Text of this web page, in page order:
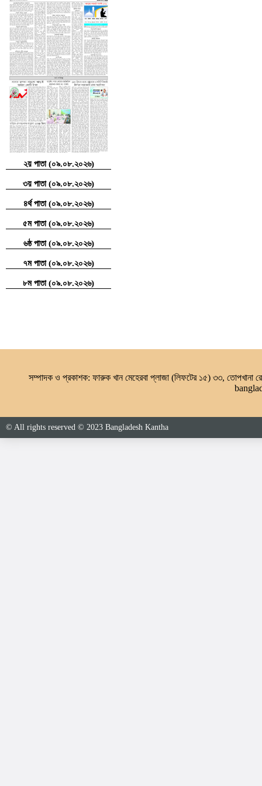
২য় পাতা (০৯.০৮.২০২৬)
৩য় পাতা (০৯.০৮.২০২৬)
৪র্থ পাতা (০৯.০৮.২০২৬)
৫ম পাতা (০৯.০৮.২০২৬)
৬ষ্ঠ পাতা (০৯.০৮.২০২৬)
৭ম পাতা (০৯.০৮.২০২৬)
৮ম পাতা (০৯.০৮.২০২৬)
সম্পাদক ও প্রকাশক: ফারুক খান মেহেরবা প্লাজা (লিফটের ১৫) ৩৩, তোপখানা
© All rights reserved © 2023 Bangladesh Kantha